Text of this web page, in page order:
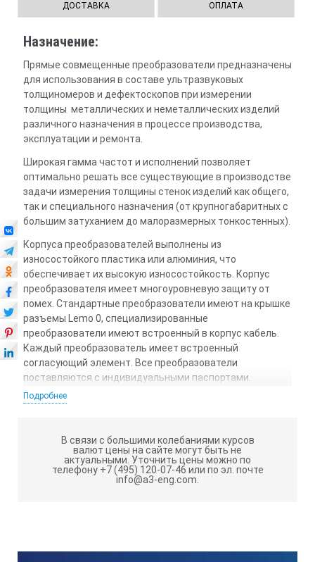
ДОСТАВКА ОПЛАТА
Назначение:
Прямые совмещенные преобразователи предназначены
для использования в составе ультразвуковых
толщиномеров и дефектоскопов при измерении
толщины металлических и неметаллических изделий
различного назначения в процессе производства,
эксплуатации и ремонта.
Широкая гамма частот и исполнений позволяет
оптимально решать все существующие в производстве
задачи измерения толщины стенок изделий как общего,
так и специального назначения (от крупногабаритных с
большим затуханием до малоразмерных тонкостенных).
Корпуса преобразователей выполнены из
износостойкого пластика или алюминия, что
обеспечивает их высокую износостойкость. Корпус
преобразователя имеет многоуровневую защиту от
помех. Стандартные преобразователи имеют на крышке
разъемы Lemo 0, специализированные
преобразователи имеют встроенный в корпус кабель.
Каждый преобразователь имеет встроенный
согласующий элемент. Все преобразователи
поставляются с индивидуальными паспортами.
Выпускаются в соответствии с ТУ 427610-002-4407661-
Отличительные особенности:
Преобразователи обладают средней
полупериодов, зависящим от частоты, размера
Подробнее
В связи с большими колебаниями курсов
валют цены на сайте могут быть не
актуальными. Уточнить цены можно по
телефону +7 (495) 120-07-46 или по эл. почте
info@a3-eng.com.